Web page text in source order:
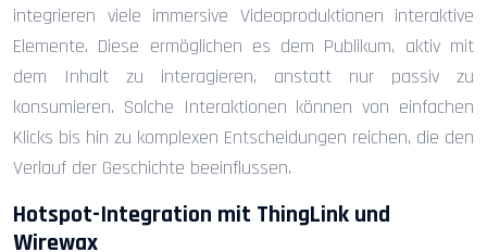
integrieren viele immersive Videoproduktionen interaktive
Elemente. Diese ermöglichen es dem Publikum, aktiv mit
dem Inhalt zu interagieren, anstatt nur passiv zu
konsumieren. Solche Interaktionen können von einfachen
Klicks bis hin zu komplexen Entscheidungen reichen, die den
Verlauf der Geschichte beeinflussen.
Hotspot-Integration mit ThingLink und
Wirewax